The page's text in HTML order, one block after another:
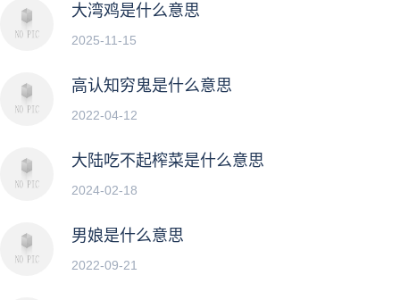
大湾鸡是什么意思
2025-11-15
高认知穷鬼是什么意思
2022-04-12
大陆吃不起榨菜是什么意思
2024-02-18
男娘是什么意思
2022-09-21